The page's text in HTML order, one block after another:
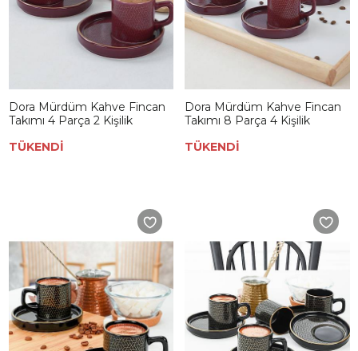
Dora Mürdüm Kahve Fincan
Takımı 4 Parça 2 Kişilik
TÜKENDİ
Dora Mürdüm Kahve Fincan
Takımı 8 Parça 4 Kişilik
TÜKENDİ